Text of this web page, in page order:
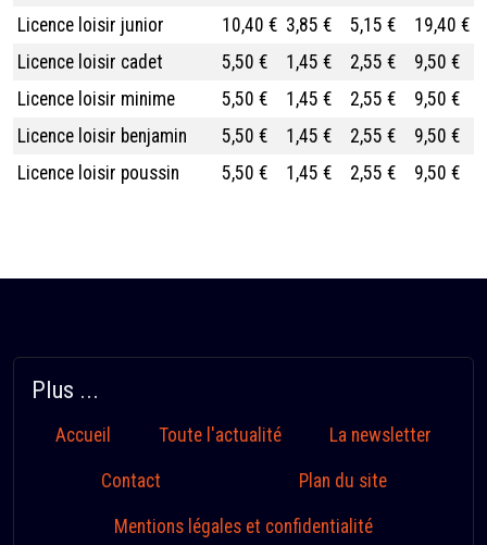
Licence loisir junior
10,40 € 3,85 € 5,15 €
19,40 €
Licence loisir cadet
5,50 € 1,45 € 2,55 €
9,50 €
Licence loisir minime
5,50 € 1,45 € 2,55 €
9,50 €
Licence loisir benjamin
5,50 € 1,45 € 2,55 €
9,50 €
Licence loisir poussin
5,50 € 1,45 € 2,55 € 9,50 €
Plus ...
Accueil Toute l'actualité La newsletter
Contact Plan du site
Mentions légales et confidentialité